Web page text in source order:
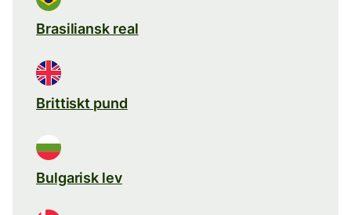
Brasiliansk real
Brittiskt pund
Bulgarisk lev